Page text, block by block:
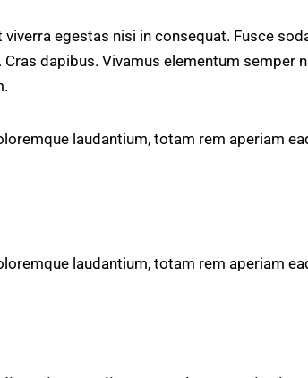
egestas nisi in consequat. Fusce
dapibus. Vivamus elementum semper
laudantium, totam rem aperiam
laudantium, totam rem aperiam